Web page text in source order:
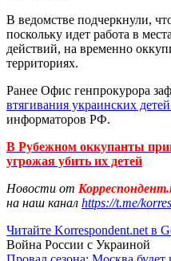
В ведомстве подчеркнули,
поскольку идет работа в
действий, на временно
территориях.
Ранее Офис генпрокурора
втягивания украинских
информаторов РФ.
В Рубежном оккупанты
угрожая убить их детей
Новости от
на наш канал https://t.me/
Читайте Korrespondent.net в
Война России с Украиной